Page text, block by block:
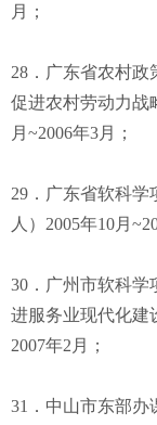
月；
28．广东省农村
促进农村劳动力战
月~2006年3月；
29．广东省软科学
人）2005年10月
30．广州市软科学
进服务业现代化建
2007年2月；
31．中山市东部办